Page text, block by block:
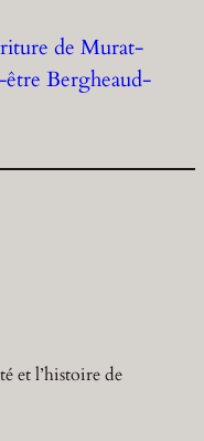
de Murat-
Bergheaud-
et l’histoire de